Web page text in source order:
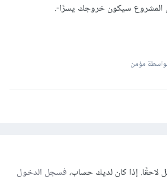
المشروع سيكون خروجك يسرًا-.
مؤمن
لاحقًا. إذا كان لديك حساب،فسجل الدخول